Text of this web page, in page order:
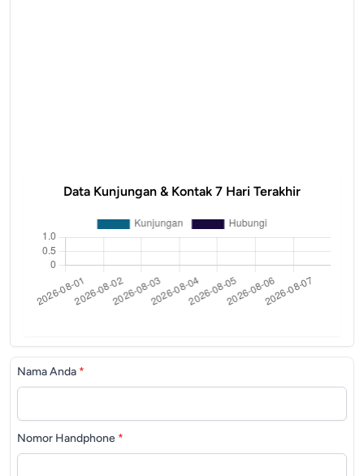
Data Kunjungan & Kontak 7 Hari Terakhir
Nama Anda *
Nomor Handphone *